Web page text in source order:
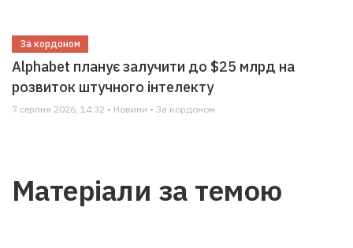
За кордоном
Alphabet планує залучити до $25 млрд на
розвиток штучного інтелекту
7 серпня 2026, 14:32 • Новини • За кордоном
Матеріали за темою